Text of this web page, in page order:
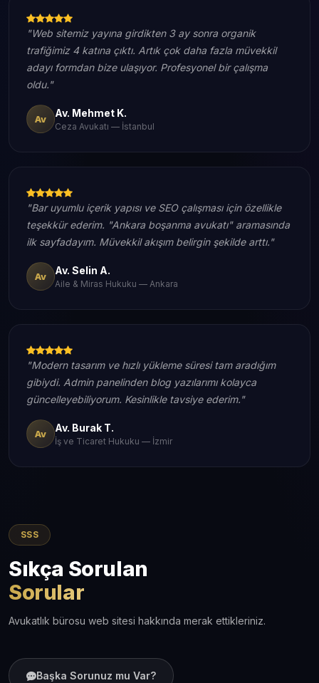
"Web sitemiz yayına girdikten 3 ay sonra organik
trafiğimiz 4 katına çıktı. Artık çok daha fazla müvekkil
adayı formdan bize ulaşıyor. Profesyonel bir çalışma
oldu."
Av Av. Mehmet K.
Ceza Avukatı — İstanbul
"Bar uyumlu içerik yapısı ve SEO çalışması için özellikle
teşekkür ederim. "Ankara boşanma avukatı" aramasında
ilk sayfadayım. Müvekkil akışım belirgin şekilde arttı."
Av Av. Selin A.
Aile & Miras Hukuku — Ankara
"Modern tasarım ve hızlı yükleme süresi tam aradığım
gibiydi. Admin panelinden blog yazılarımı kolayca
güncelleyebiliyorum. Kesinlikle tavsiye ederim."
Av Av. Burak T.
İş ve Ticaret Hukuku — İzmir
SSS
Sıkça Sorulan
Sorular
Avukatlık bürosu web sitesi hakkında merak ettikleriniz.
Başka Sorunuz mu Var?